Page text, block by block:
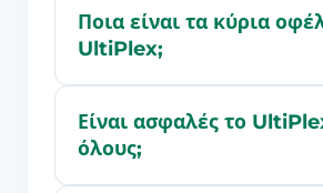
Ποια είναι τα κύρια
UltiPlex;
Είναι ασφαλές το
όλους;